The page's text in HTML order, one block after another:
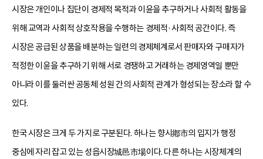
시장은 개인이나 집단이 경제적 목적과 이윤을 추구하거나 사회적 활동을
위해 교역과 사회적 상호작용을 수행하는 경제적·사회적 공간이다. 즉
시장은 공급된 상품을 배분하는 일련의 경제체계로서 판매자와 구매자가
적정한 이윤을 추구하기 위해 서로 경쟁하고 거래하는 경제영역일 뿐만
아니라 이를 둘러싼 공동체 성원 간의 사회적 관계가 형성되는 장소라 할 수
있다.
한국 시장은 크게 두 가지로 구분된다. 하나는 향시鄕市의 입지가 행정
중심에 자리 잡고 있는 성읍시장城邑市場이다. 다른 하나는 시장체계의